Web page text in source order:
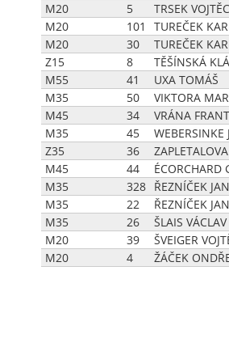
M20
5 TRSEK
M20
101 TUREČEK
M20
30 TUREČEK
Z15
8 TĚŠÍNSKÁ
M55
41 UXA TOMÁŠ
M35
50 VIKTORA
M45
34 VRÁNA
M35
45 WEBERSINKE
Z35
36
M45
44 ÉCORCHARD
M35
328 ŘEZNÍČEK JAN
M35
22 ŘEZNÍČEK JAN
M35
26 ŠLAIS VÁCLAV
M20
39 ŠVEIGER
M20
4 ŽÁČEK